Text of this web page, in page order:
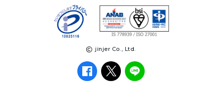
jinjer Co., Ltd.